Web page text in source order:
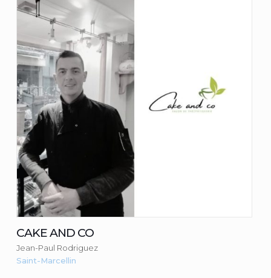
CAKE AND CO
Jean-Paul Rodriguez
Consulter la fiche du commerçant
CAKE AND CO
Jean-Paul Rodriguez
Saint-Marcellin